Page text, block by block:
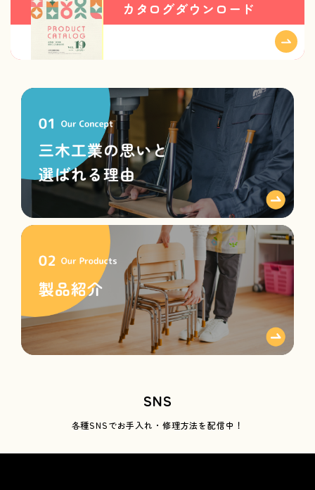
カタログダウンロード
SNS
各種SNSでお手入れ・修理方法を配信中！